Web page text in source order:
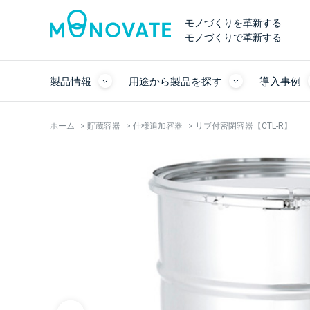
モノづくりを革新する
モノづくりで革新する
製品情報 用途から製品を探す 導入事例
ホーム > 貯蔵容器 > 仕様追加容器 > リブ付密閉容器【CTL-R】